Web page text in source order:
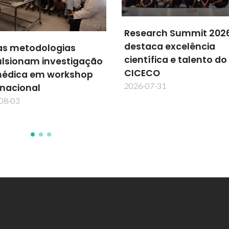
Summit 2026
excelência
e talento do
31
TechTraPlastiCE
soluções para a
circular na América
2026-07-30